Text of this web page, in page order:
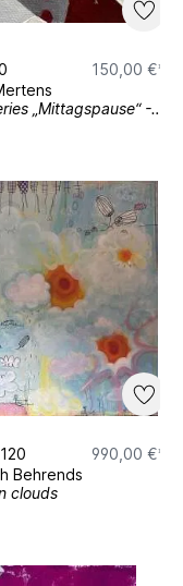
150,00 €*
mini series „Mittagspause“ - 10
120
990,00 €*
Behrends
clouds